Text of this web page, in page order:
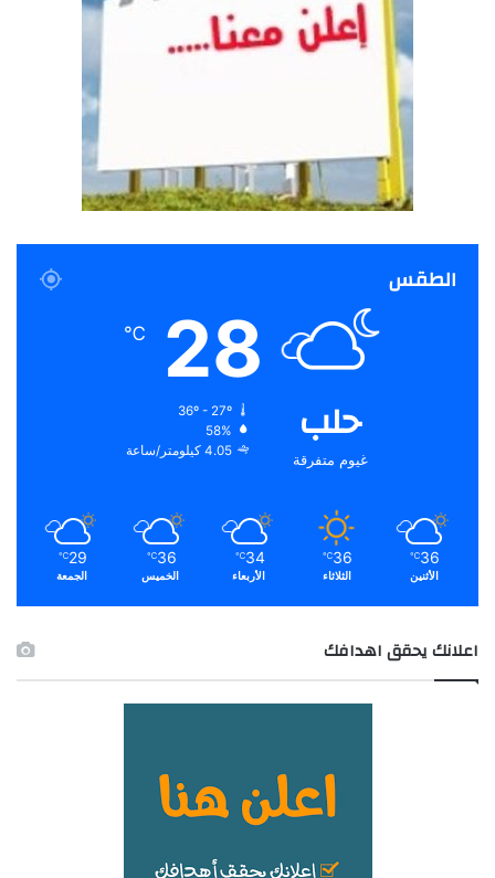
الطقس
حلب
غيوم متفرقة
28
℃
36º - 27º
58%
4.05 كيلومتر/ساعة
36
℃
الأثنين
36
℃
الثلاثاء
34
℃
الأربعاء
36
℃
الخميس
29
℃
الجمعة
اعلانك يحقق اهدافك